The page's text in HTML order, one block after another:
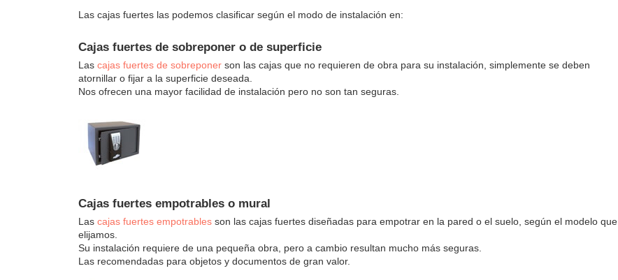
Las cajas fuertes las podemos clasificar según el modo de instalación en:
Cajas fuertes de sobreponer o de superficie
Las cajas fuertes de sobreponer son las cajas que no requieren de obra para su instalación, simplemente se deben
atornillar o fijar a la superficie deseada.
Nos ofrecen una mayor facilidad de instalación pero no son tan seguras.
Cajas fuertes empotrables o mural
Las cajas fuertes empotrables son las cajas fuertes diseñadas para empotrar en la pared o el suelo, según el modelo que
elijamos.
Su instalación requiere de una pequeña obra, pero a cambio resultan mucho más seguras.
Las recomendadas para objetos y documentos de gran valor.